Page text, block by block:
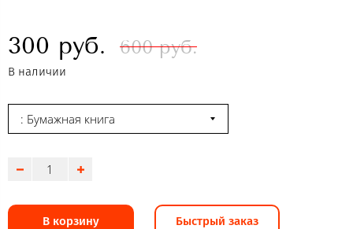
300 руб. 600 руб.
В наличии
: Бумажная книга
В корзину Быстрый заказ